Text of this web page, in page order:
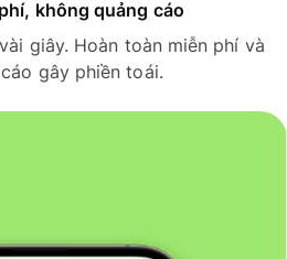
không quảng cáo
giây. Hoàn toàn miễn phí và
gây phiền toái.